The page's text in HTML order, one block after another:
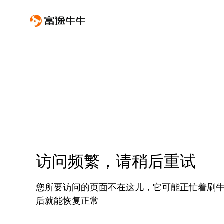
访问频繁，请稍后重试
您所要访问的页面不在这儿，它可能正忙着刷
后就能恢复正常